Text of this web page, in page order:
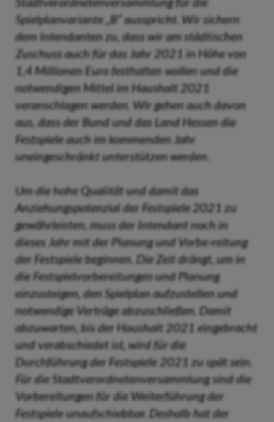
Spielplanvariante „B“ ausspricht. Wir sichern
dem Intendanten zu, dass wir am städtischen
Zuschuss auch für das Jahr 2021 in Höhe von
1,4 Millionen Euro festhalten wollen und die
notwendigen Mittel im Haushalt 2021
veranschlagen werden. Wir gehen auch davon
aus, dass der Bund und das Land Hessen die
Festspiele auch im kommenden Jahr
uneingeschränkt unterstützen werden.
Um die hohe Qualität und damit das
Anziehungspotenzial der Festspiele 2021 zu
gewährleisten, muss der Intendant noch in
dieses Jahr mit der Planung und Vorbe-reitung
der Festspiele beginnen. Die Zeit drängt, um in
die Festspielvorbereitungen und Planung
einzusteigen, den Spielplan aufzustellen und
notwendige Verträge abzuschließen. Damit
abzuwarten, bis der Haushalt 2021 eingebracht
und verabschiedet ist, wird für die
Durchführung der Festspiele 2021 zu spät sein.
Für die Stadtverordnetenversammlung sind die
Vorbereitungen für die Weiterführung der
Festspiele unaufschiebbar. Deshalb hat der